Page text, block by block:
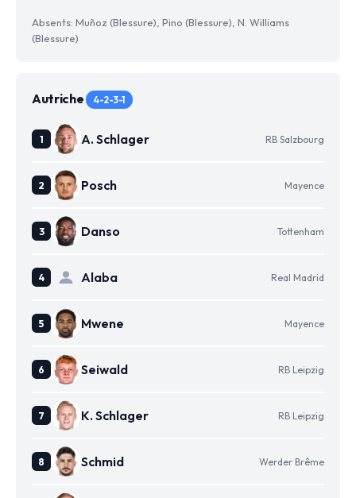
Absents: Muñoz (Blessure), Pino (Blessure), N. Williams
(Blessure)
Autriche 4-2-3-1
A. Schlager RB Salzbourg
Posch Mayence
Danso Tottenham
Alaba Real Madrid
Mwene Mayence
Seiwald RB Leipzig
K. Schlager RB Leipzig
Schmid Werder Brême